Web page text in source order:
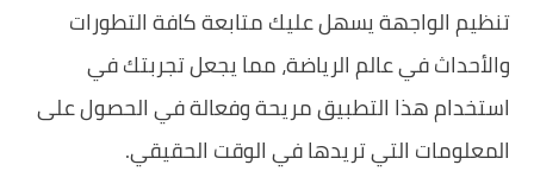
تنظيم الواجهة يسهل عليك متابعة كافة التطورات
والأحداث في عالم الرياضة، مما يجعل تجربتك في
استخدام هذا التطبيق مريحة وفعالة في الحصول على
المعلومات التي تريدها في الوقت الحقيقي.